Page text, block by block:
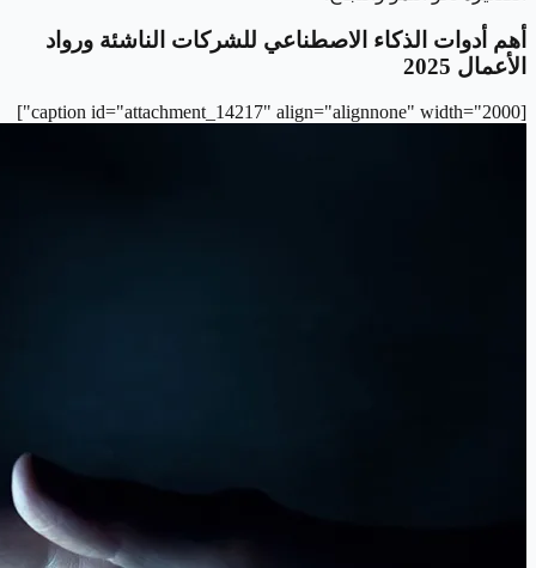
أهم أدوات الذكاء الاصطناعي للشركات الناشئة ورواد
الأعمال 2025
[caption id="attachment_14217" align="alignnone" width="2000"]